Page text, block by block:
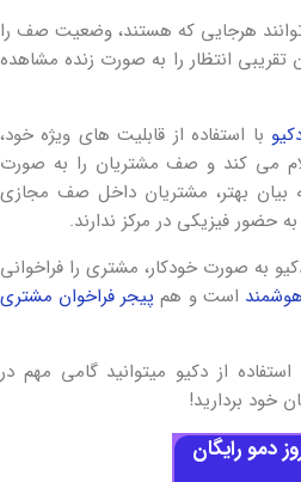
توانند هرجایی که هستند، وضعیت صف را
انتظار را به صورت زنده مشاهده
با استفاده از قابلیت های ویژه خود،
می کند و صف مشتریان را به صورت
بیان بهتر، مشتریان داخل صف مجازی
حضور فیزیکی در مرکز ندارند.
به صورت خودکار، مشتری را فراخوانی
است و هم پیجر فراخوان مشتری
از دکیو میتوانید گامی مهم در
خود بردارید!